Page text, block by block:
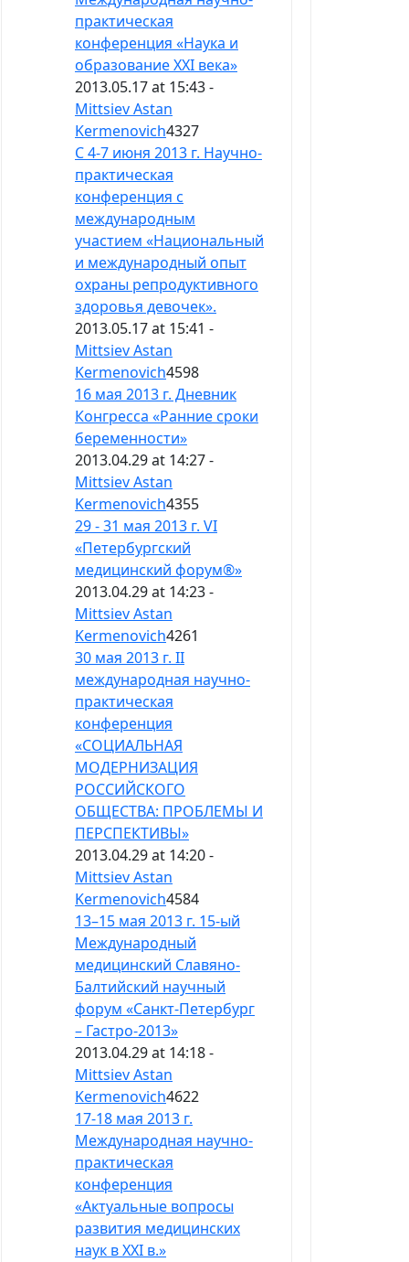
практическая
конференция «Наука и
образование XXI века»
2013.05.17 at 15:43 -
Mittsiev Astan
Kermenovich4327
С 4-7 июня 2013 г. Научно-
практическая
конференция с
международным
участием «Национальный
и международный опыт
охраны репродуктивного
здоровья девочек».
2013.05.17 at 15:41 -
Mittsiev Astan
Kermenovich4598
16 мая 2013 г. Дневник
Конгресса «Ранние сроки
беременности»
2013.04.29 at 14:27 -
Mittsiev Astan
Kermenovich4355
29 - 31 мая 2013 г. VI
«Петербургский
медицинский форум®»
2013.04.29 at 14:23 -
Mittsiev Astan
Kermenovich4261
30 мая 2013 г. II
международная научно-
практическая
конференция
«СОЦИАЛЬНАЯ
МОДЕРНИЗАЦИЯ
РОССИЙСКОГО
ОБЩЕСТВА: ПРОБЛЕМЫ И
ПЕРСПЕКТИВЫ»
2013.04.29 at 14:20 -
Mittsiev Astan
Kermenovich4584
13–15 мая 2013 г. 15-ый
Международный
медицинский Славяно-
Балтийский научный
форум «Санкт-Петербург
– Гастро-2013»
2013.04.29 at 14:18 -
Mittsiev Astan
Kermenovich4622
17-18 мая 2013 г.
Международная научно-
практическая
конференция
«Актуальные вопросы
развития медицинских
наук в XXI в.»